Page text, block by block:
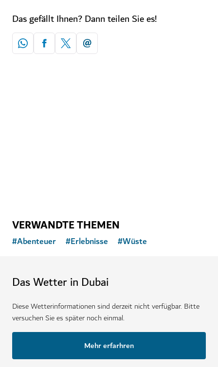
Das gefällt Ihnen? Dann teilen Sie es!
VERWANDTE THEMEN
#Abenteuer #Erlebnisse #Wüste
Das Wetter in Dubai
Diese Wetterinformationen sind derzeit nicht verfügbar. Bitte
versuchen Sie es später noch einmal.
Mehr erfarhren